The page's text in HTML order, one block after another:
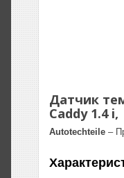
Датчик
Caddy 1.4 i,
Autotechteile –